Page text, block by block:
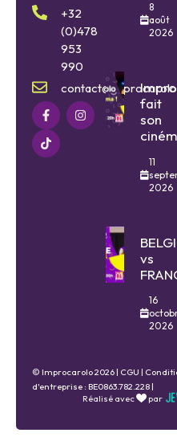
+32
(0)478
953
990
8
août
2026
fait
son
11
2026
vs
16
2026
© Improcarolo 2026 | CGU |
d'entreprise : BE0863.782.228 |
Réalisé avec
par